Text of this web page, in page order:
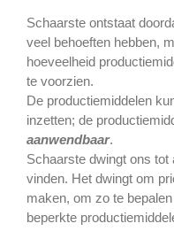
Schaarste ontstaat
veel behoeften hebben,
hoeveelheid
te voorzien.
De productiemiddelen
inzetten; de
aanwendbaar.
Schaarste dwingt ons
vinden. Het dwingt om
maken, om zo te
beperkte